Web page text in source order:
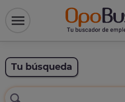
Tu búsqueda